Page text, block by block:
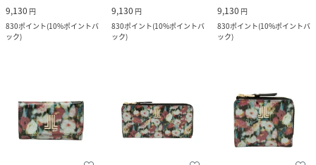
9,130 円
830ポイント(10%ポイントバ
ック)
9,130 円
830ポイント(10%ポイントバ
ック)
9,130 円
830ポイント(10%ポイントバ
ック)